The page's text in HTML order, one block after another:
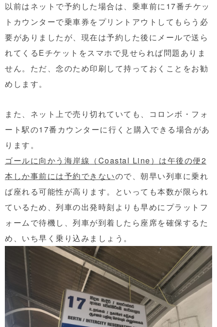
以前はネットで予約した場合は、乗車前に17番チケッ
トカウンターで乗車券をプリントアウトしてもらう必
要がありましたが、現在は予約した後にメールで送ら
れてくるEチケットをスマホで見せられば問題ありま
せん。ただ、念のため印刷して持っておくことをお勧
めします。
また、ネット上で売り切れていても、コロンボ・フォ
ート駅の17番カウンターに行くと購入できる場合があ
ります。
ゴールに向かう海岸線（Coastal Line）は午後の便2
本しか事前には予約できないので、朝早い列車に乗れ
ば座れる可能性が高ります。といっても本数が限られ
ているため、列車の出発時刻よりも早めにプラットフ
ォームで待機し、列車が到着したら座席を確保するた
め、いち早く乗り込みましょう。